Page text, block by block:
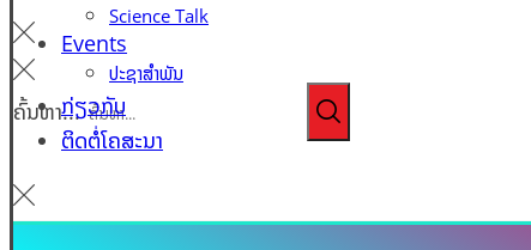
ຄົ້ນຫາ...
Science Talk
Events
ປະຊາສຳພັນ
ກ່ຽວກັບ
ຕິດຕໍ່ໂຄສະນາ